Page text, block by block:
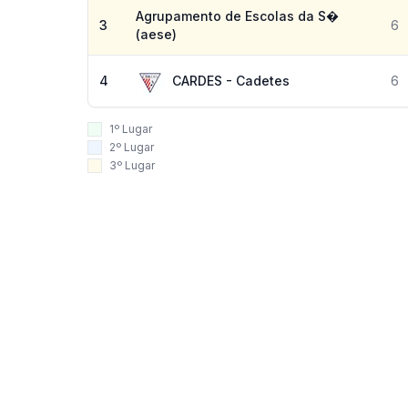
3
Agrupamento de Escolas da S�
(aese)
6
4 CARDES - Cadetes 6
1º Lugar
2º Lugar
3º Lugar